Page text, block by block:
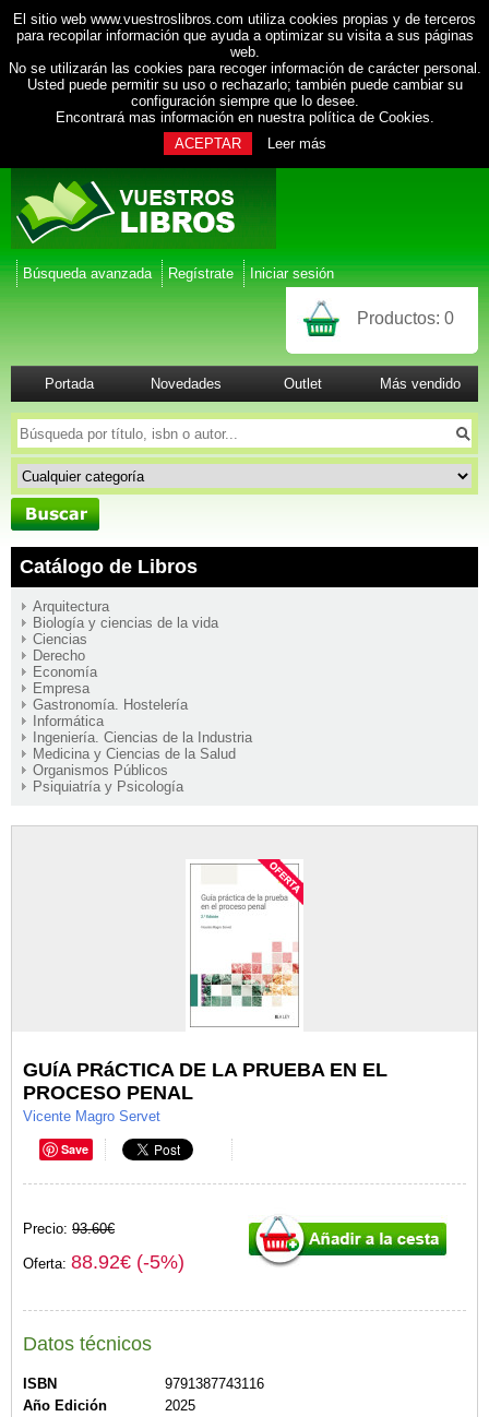
El sitio web www.vuestroslibros.com utiliza cookies propias y de terceros
para recopilar información que ayuda a optimizar su visita a sus páginas
web.
No se utilizarán las cookies para recoger información de carácter personal.
Usted puede permitir su uso o rechazarlo; también puede cambiar su
configuración siempre que lo desee.
Encontrará mas información en nuestra política de Cookies.
ACEPTAR
Leer más
Búsqueda avanzada Regístrate Iniciar sesión
Productos: 0
Portada Novedades Outlet Más vendido
Catálogo de Libros
Arquitectura
Biología y ciencias de la vida
Ciencias
Derecho
Economía
Empresa
Gastronomía. Hostelería
Informática
Ingeniería. Ciencias de la Industria
Medicina y Ciencias de la Salud
Organismos Públicos
Psiquiatría y Psicología
GUíA PRáCTICA DE LA PRUEBA EN EL
PROCESO PENAL
Vicente Magro Servet
Save
Precio: 93.60€
Oferta: 88.92€ (-5%)
Datos técnicos
ISBN
9791387743116
Año Edición
2025